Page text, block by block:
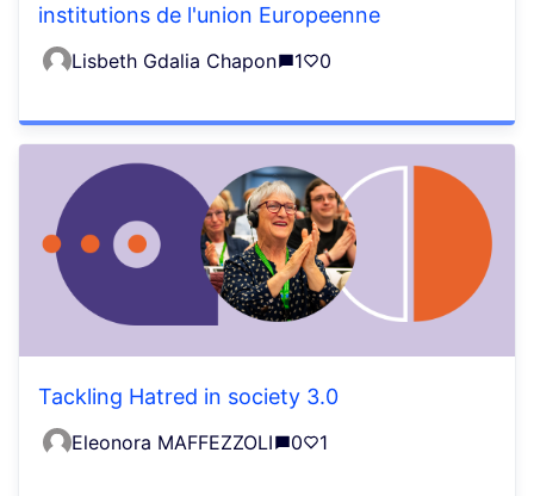
institutions de l'union Europeenne
Lisbeth Gdalia Chapon 1 0
Tackling Hatred in society 3.0
Eleonora MAFFEZZOLI 0 1